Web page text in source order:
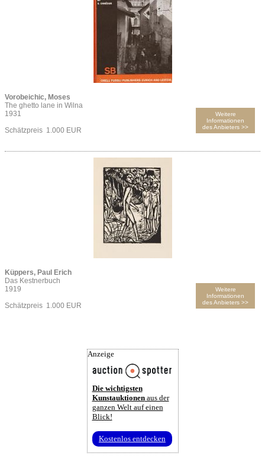
Vorobeichic, Moses
The ghetto lane in Wilna
1931
Schätzpreis 1.000 EUR
Weitere
Informationen
des Anbieters >>
Küppers, Paul Erich
Das Kestnerbuch
1919
Schätzpreis 1.000 EUR
Weitere
Informationen
des Anbieters >>
Anzeige
Die wichtigsten
Kunstauktionenaus der
ganzen Welt auf einen
Blick!
Kostenlos entdecken